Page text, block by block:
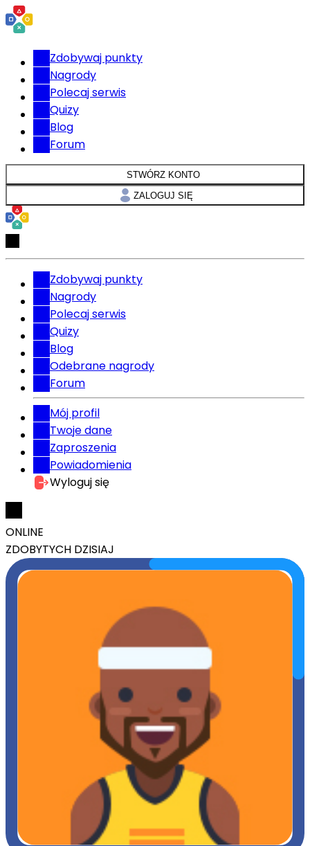
Zdobywaj punkty
Nagrody
Polecaj serwis
Quizy
Blog
Forum
STWÓRZ KONTO
ZALOGUJ SIĘ
Zdobywaj punkty
Nagrody
Polecaj serwis
Quizy
Blog
Odebrane nagrody
Forum
Mój profil
Twoje dane
Zaproszenia
Powiadomienia
Wyloguj się
ONLINE
ZDOBYTYCH DZISIAJ